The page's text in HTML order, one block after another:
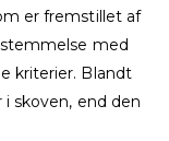
er fremstillet af
med
kriterier. Blandt
skoven, end den